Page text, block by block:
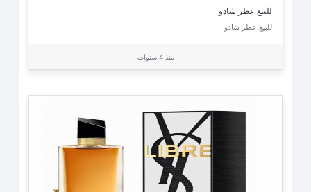
للبيع عطر شادو
للبيع عطر شادو
منذ 4 سنوات